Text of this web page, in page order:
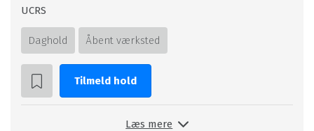
UCRS
Daghold Åbent værksted
Tilmeld hold
Læs mere